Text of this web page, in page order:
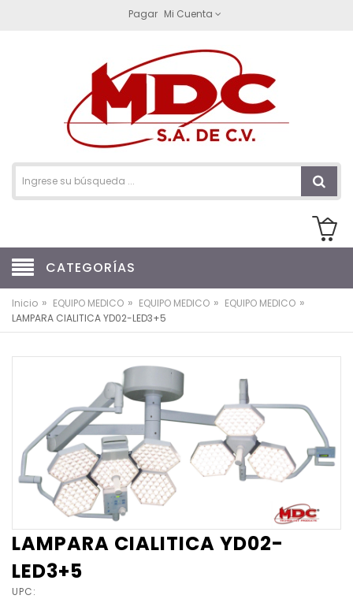
Pagar Mi Cuenta
CATEGORÍAS
Inicio » EQUIPO MEDICO » EQUIPO MEDICO » EQUIPO MEDICO »
LAMPARA CIALITICA YD02-LED3+5
LAMPARA CIALITICA YD02-
LED3+5
UPC: